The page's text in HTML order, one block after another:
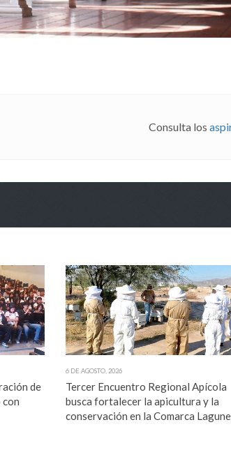
Consulta los
de
6 DE AGOSTO, 2026
Tercer Encuentro Regional Apícola
busca fortalecer la apicultura y la
conservación en la Comarca